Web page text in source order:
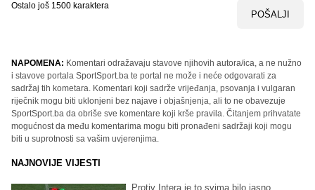
Ostalo još 1500 karaktera
POŠALJI
NAPOMENA: Komentari odražavaju stavove njihovih autora/ica, a ne nužno
i stavove portala SportSport.ba te portal ne može i neće odgovarati za
sadržaj tih kometara. Komentari koji sadrže vrijeđanja, psovanja i vulgaran
riječnik mogu biti uklonjeni bez najave i objašnjenja, ali to ne obavezuje
SportSport.ba da obriše sve komentare koji krše pravila. Čitanjem prihvatate
mogućnost da među komentarima mogu biti pronađeni sadržaji koji mogu
biti u suprotnosti sa vašim uvjerenjima.
NAJNOVIJE VIJESTI
Protiv Intera je to svima bilo jasno